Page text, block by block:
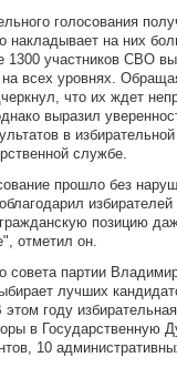
голосования
накладывает на них
1300 участников СВО
всех уровнях.
что их ждет
выразил
в
службе.
прошло без
избирателей
позицию
отметил он.
совета партии
лучших
этом году
в Государственную
10